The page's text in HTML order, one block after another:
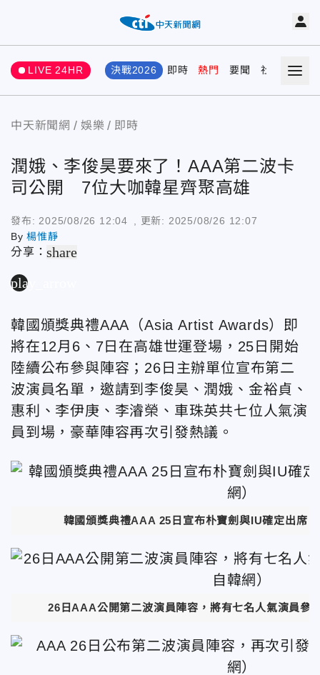
LIVE 24HR 決戰2026 即時 熱門 要聞 社會 娛樂
中天新聞網 娛樂 即時
潤娥、李俊昊要來了！AAA第二波卡
司公開 7位大咖韓星齊聚高雄
發布: 2025/08/26 12:04 , 更新: 2025/08/26 12:07
By楊惟靜
分享：share
play_arrow
韓國頒獎典禮AAA（Asia Artist Awards） 即
將在12月6、7日在高雄世運登場，25日開始
陸續公布參與陣容；26日主辦單位宣布第二
波演員名單，邀請到李俊昊、潤娥、金裕貞、
惠利、李伊庚、李濬榮、車珠英共七位人氣演
員到場，豪華陣容再次引發熱議。
韓國頒獎典禮AAA 25日宣布朴寶劍與IU確定出席
26日AAA公開第二波演員陣容，將有七名人氣演員參